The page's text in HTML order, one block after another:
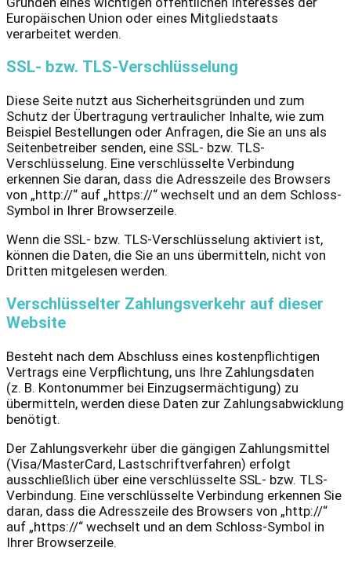
Europäischen Union oder eines Mitgliedstaats
verarbeitet werden.
SSL- bzw. TLS-Verschlüsselung
Diese Seite nutzt aus Sicherheitsgründen und zum
Schutz der Übertragung vertraulicher Inhalte, wie zum
Beispiel Bestellungen oder Anfragen, die Sie an uns als
Seitenbetreiber senden, eine SSL- bzw. TLS-
Verschlüsselung. Eine verschlüsselte Verbindung
erkennen Sie daran, dass die Adresszeile des Browsers
von „http://“ auf „https://“ wechselt und an dem Schloss-
Symbol in Ihrer Browserzeile.
Wenn die SSL- bzw. TLS-Verschlüsselung aktiviert ist,
können die Daten, die Sie an uns übermitteln, nicht von
Dritten mitgelesen werden.
Verschlüsselter Zahlungsverkehr auf dieser
Website
Besteht nach dem Abschluss eines kostenpflichtigen
Vertrags eine Verpflichtung, uns Ihre Zahlungsdaten
(z. B. Kontonummer bei Einzugsermächtigung) zu
übermitteln, werden diese Daten zur Zahlungsabwicklung
benötigt.
Der Zahlungsverkehr über die gängigen Zahlungsmittel
(Visa/MasterCard, Lastschriftverfahren) erfolgt
ausschließlich über eine verschlüsselte SSL- bzw. TLS-
Verbindung. Eine verschlüsselte Verbindung erkennen Sie
daran, dass die Adresszeile des Browsers von „http://“
auf „https://“ wechselt und an dem Schloss-Symbol in
Ihrer Browserzeile.